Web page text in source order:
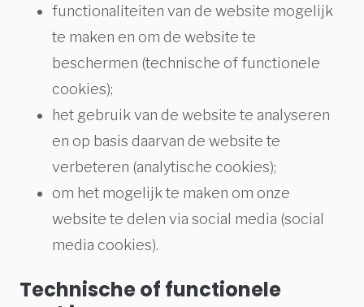
functionaliteiten van de website mogelijk
te maken en om de website te
beschermen (technische of functionele
cookies);
het gebruik van de website te analyseren
en op basis daarvan de website te
verbeteren (analytische cookies);
om het mogelijk te maken om onze
website te delen via social media (social
media cookies).
Technische of functionele